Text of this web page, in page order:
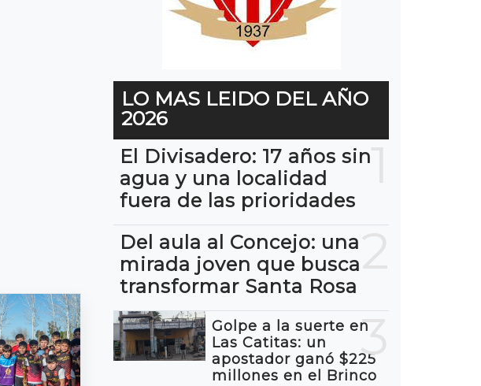
LO MAS LEIDO DEL AÑO
2026
El Divisadero: 17 años sin
agua y una localidad
fuera de las prioridades
Del aula al Concejo: una
mirada joven que busca
transformar Santa Rosa
3
Golpe a la suerte en
Las Catitas: un
apostador ganó $225
millones en el Brinco